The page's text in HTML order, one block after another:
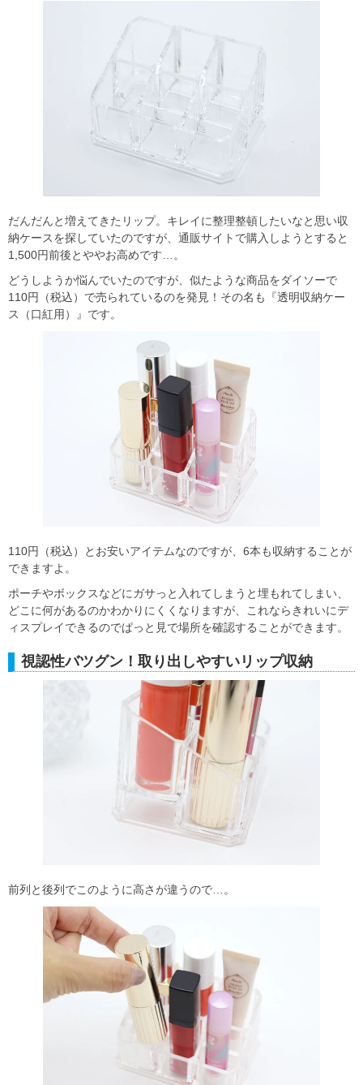
だんだんと増えてきたリップ。キレイに整理整頓したいなと思い収
納ケースを探していたのですが、通販サイトで購入しようとすると
1,500円前後とややお高めです…。
どうしようか悩んでいたのですが、似たような商品をダイソーで
110円（税込）で売られているのを発見！その名も『透明収納ケー
ス（口紅用）』です。
110円（税込）とお安いアイテムなのですが、6本も収納することが
できますよ。
ポーチやボックスなどにガサっと入れてしまうと埋もれてしまい、
どこに何があるのかわかりにくくなりますが、これならきれいにデ
ィスプレイできるのでぱっと見で場所を確認することができます。
視認性バツグン！取り出しやすいリップ収納
前列と後列でこのように高さが違うので…。